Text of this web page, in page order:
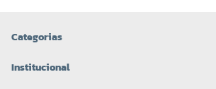
Categorias
Institucional